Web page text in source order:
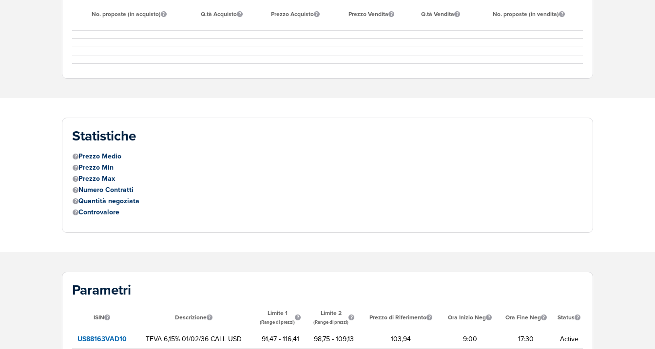
No. proposte (in acquisto) Q.tà Acquisto Prezzo Acquisto Prezzo Vendita Q.tà Vendita No. proposte (in vendita)
Statistiche
Prezzo Medio
Prezzo Min
Prezzo Max
Numero Contratti
Quantità negoziata
Controvalore
Parametri
ISIN Descrizione
Limite 1
(Range di prezzi)
Limite 2
(Range di prezzi)
Prezzo di Riferimento Ora Inizio Neg Ora Fine Neg Status
US88163VAD10 TEVA 6,15% 01/02/36 CALL USD 91,47 - 116,41 98,75 - 109,13 103,94 9:00 17:30 Active